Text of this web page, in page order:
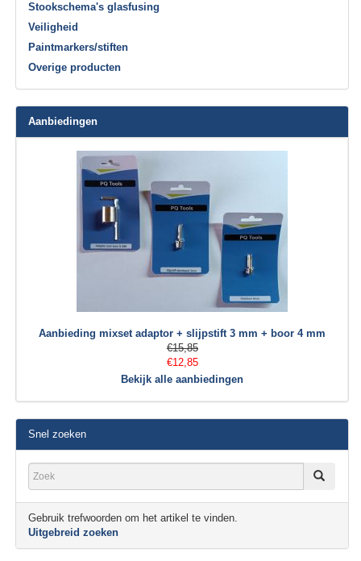
Stookschema's glasfusing
Veiligheid
Paintmarkers/stiften
Overige producten
Aanbiedingen
Aanbieding mixset adaptor + slijpstift 3 mm + boor 4 mm
€15,85
€12,85
Bekijk alle aanbiedingen
Snel zoeken
Gebruik trefwoorden om het artikel te vinden.
Uitgebreid zoeken